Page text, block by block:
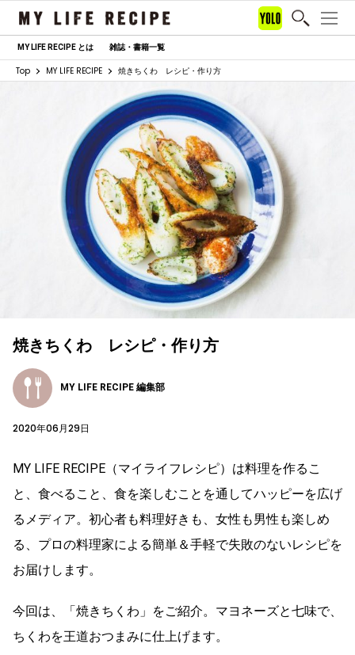
MY LIFE RECIPE とは 雑誌・書籍一覧
Top MY LIFE RECIPE 焼きちくわ レシピ・作り方
焼きちくわ レシピ・作り方
MY LIFE RECIPE 編集部
2020年06月29日
MY LIFE RECIPE（マイライフレシピ）は料理を作るこ
と、食べること、食を楽しむことを通してハッピーを広げ
るメディア。初心者も料理好きも、女性も男性も楽しめ
る、プロの料理家による簡単＆手軽で失敗のないレシピを
お届けします。
今回は、「焼きちくわ」をご紹介。マヨネーズと七味で、
ちくわを王道おつまみに仕上げます。